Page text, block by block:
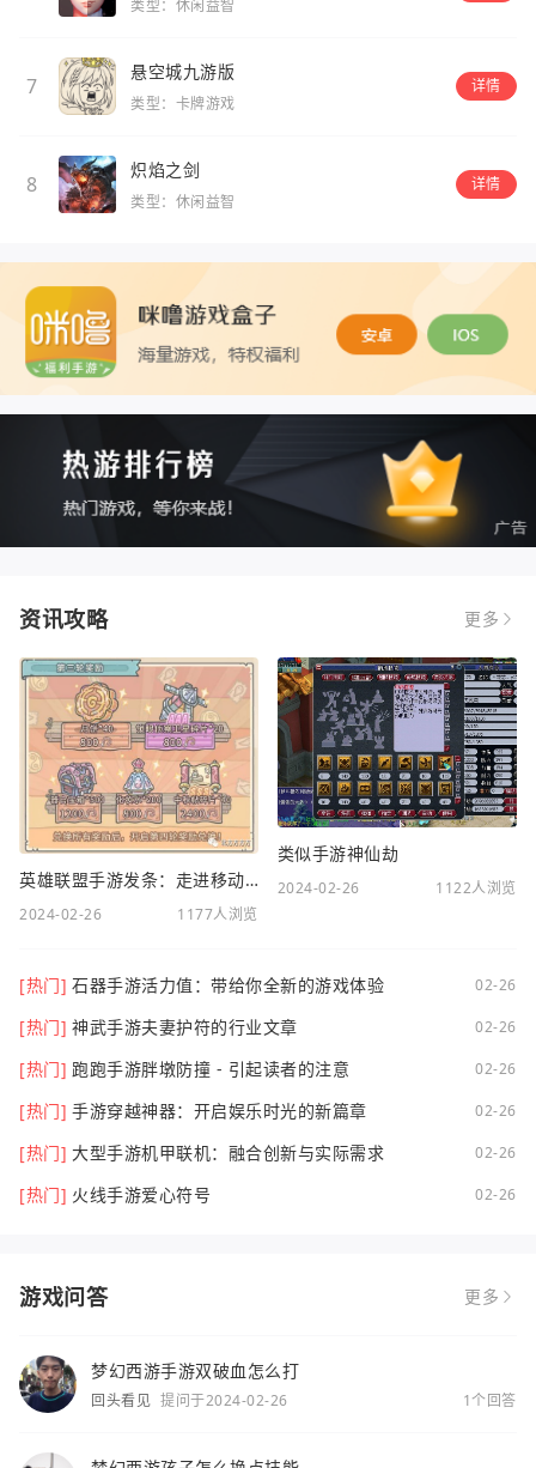
类型：休闲益智
7
悬空城九游版
类型：卡牌游戏
详情
8
炽焰之剑
类型：休闲益智
详情
资讯攻略 更多
英雄联盟手游发条：走进移动电竞新时代
2024-02-26 1177人浏览
类似手游神仙劫
2024-02-26 1122人浏览
[热门] 石器手游活力值：带给你全新的游戏体验 02-26
[热门] 神武手游夫妻护符的行业文章 02-26
[热门] 跑跑手游胖墩防撞 - 引起读者的注意 02-26
[热门] 手游穿越神器：开启娱乐时光的新篇章 02-26
[热门] 大型手游机甲联机：融合创新与实际需求 02-26
[热门] 火线手游爱心符号 02-26
游戏问答 更多
梦幻西游手游双破血怎么打
回头看见 提问于2024-02-26 1个回答